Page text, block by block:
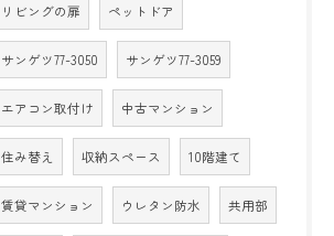
リビングの扉 ペットドア
サンゲツ77-3050 サンゲツ77-3059
エアコン取付け 中古マンション
住み替え 収納スペース 10階建て
賃貸マンション ウレタン防水 共用部